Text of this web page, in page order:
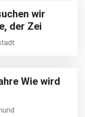
wir
der Zei
Wie wird